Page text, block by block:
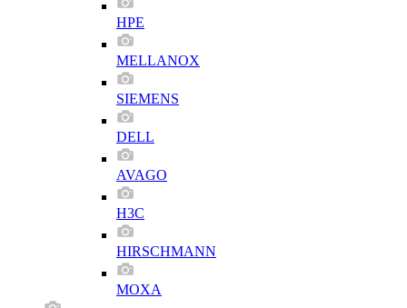
HPE
MELLANOX
SIEMENS
DELL
AVAGO
H3C
HIRSCHMANN
MOXA